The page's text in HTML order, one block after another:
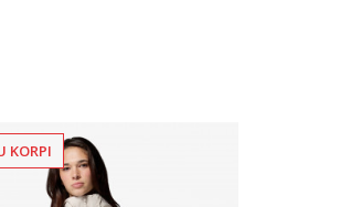
KORPI